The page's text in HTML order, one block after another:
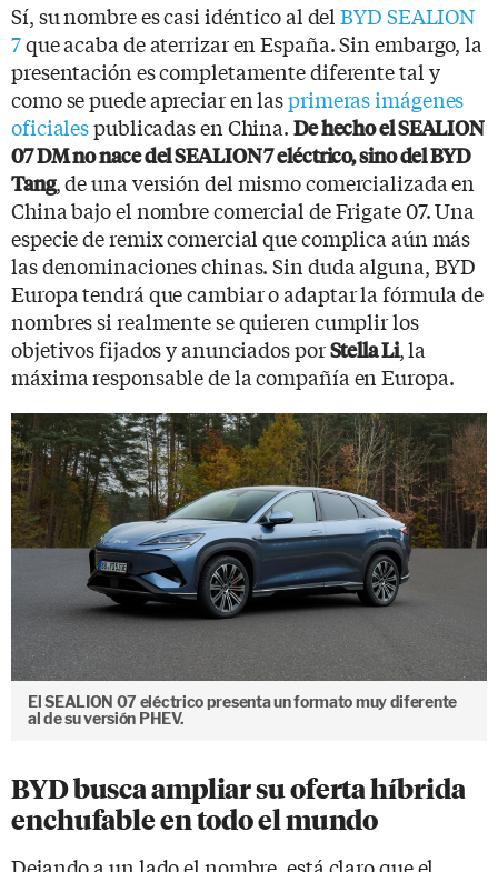
Sí, su nombre es casi idéntico al delBYD SEALION
7que acaba de aterrizar en España. Sin embargo, la
presentación es completamente diferente tal y
como se puede apreciar en lasprimeras imágenes
oficialespublicadas en China. De hecho el SEALION
07 DM no nace del SEALION 7 eléctrico, sino del BYD
Tang, de una versión del mismo comercializada en
China bajo el nombre comercial de Frigate 07. Una
especie de remix comercial que complica aún más
las denominaciones chinas. Sin duda alguna, BYD
Europa tendrá que cambiar o adaptar la fórmula de
nombres si realmente se quieren cumplir los
objetivos fijados y anunciados porStella Li, la
máxima responsable de la compañía en Europa.
El SEALION 07 eléctrico presenta un formato muy diferente
al de su versión PHEV.
BYD busca ampliar su oferta híbrida
enchufable en todo el mundo